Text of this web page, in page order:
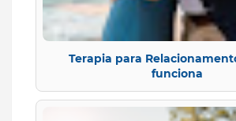
Terapia para
funciona